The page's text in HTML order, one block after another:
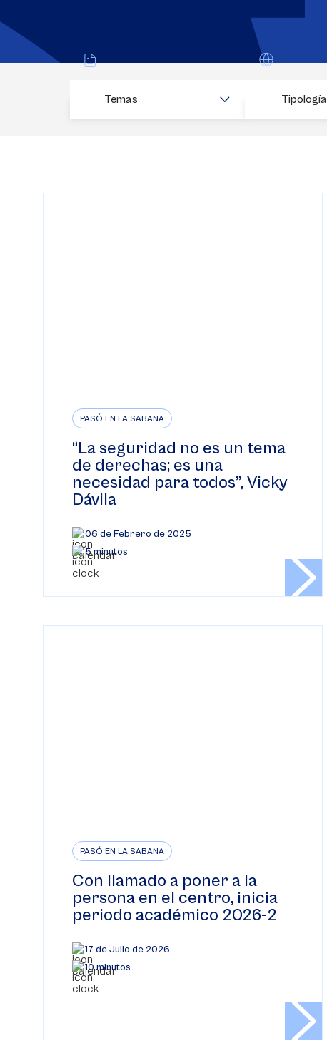
Temas Tipología
PASÓ EN LA SABANA
“La seguridad no es un tema
de derechas; es una
necesidad para todos”, Vicky
Dávila
06 de Febrero de 2025
5 minutos
PASÓ EN LA SABANA
Con llamado a poner a la
persona en el centro, inicia
periodo académico 2026-2
17 de Julio de 2026
10 minutos